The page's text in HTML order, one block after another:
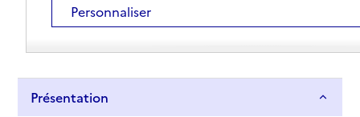
Présentation
Personnaliser